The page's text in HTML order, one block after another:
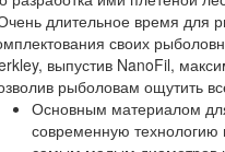
длительное время для
своих
выпустив NanoFil,
рыболовам ощутить
Основным материалом
современную технологию